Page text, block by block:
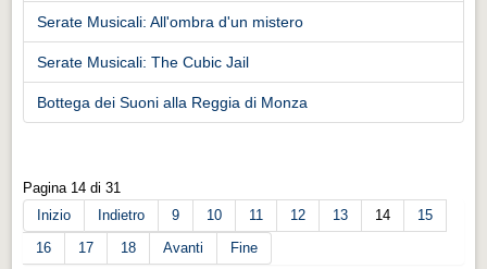
Serate Musicali: All'ombra d'un mistero
Serate Musicali: The Cubic Jail
Bottega dei Suoni alla Reggia di Monza
Pagina 14 di 31
Inizio
Indietro 9 10 11 12 13 14
15
16
17 18 Avanti Fine